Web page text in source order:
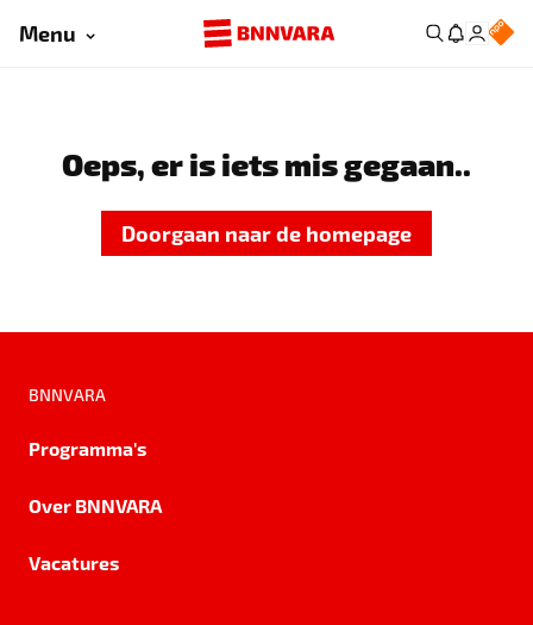
Menu
Oeps, er is iets mis gegaan..
Doorgaan naar de homepage
BNNVARA
Programma's
Over BNNVARA
Vacatures